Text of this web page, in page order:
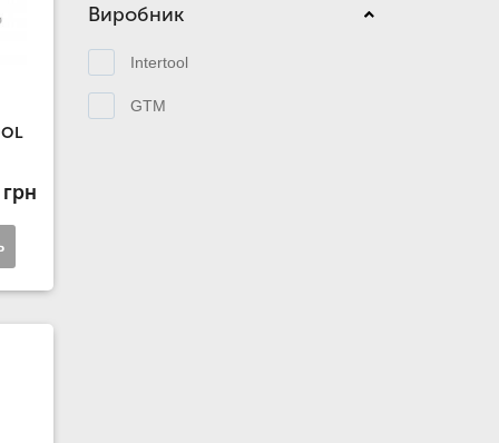
Виробник
Intertool
GTM